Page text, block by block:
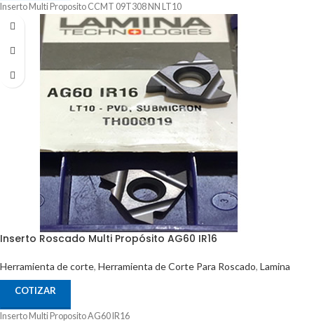
Inserto Multi Proposito CCMT 09T308 NN LT10
Inserto Roscado Multi Propósito AG60 IR16
Herramienta de corte, Herramienta de Corte Para Roscado, Lamina
COTIZAR
Inserto Multi Proposito AG60 IR16